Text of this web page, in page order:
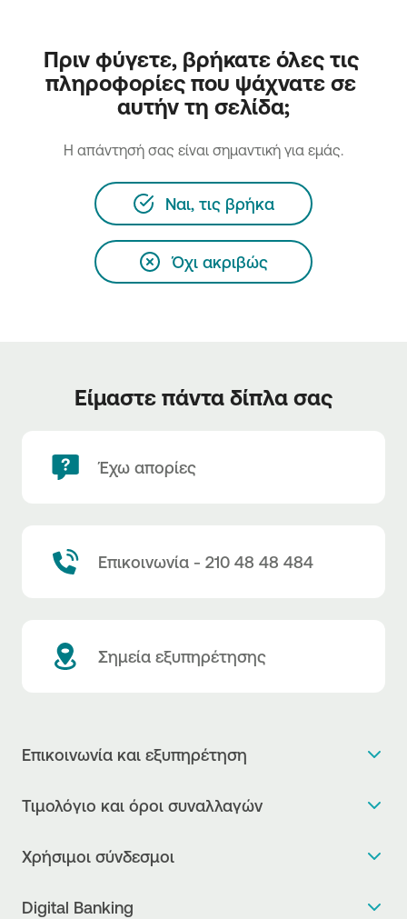
Πριν φύγετε, βρήκατε όλες τις
πληροφορίες που ψάχνατε σε
αυτήν τη σελίδα;
H απάντησή σας είναι σημαντική για εμάς.
Ναι, τις βρήκα
Όχι ακριβώς
Είμαστε πάντα δίπλα σας
Έχω απορίες
Επικοινωνία - 210 48 48 484
Σημεία εξυπηρέτησης
Επικοινωνία και εξυπηρέτηση
Η νέα Ψηφιακή Εποχή στις συναλλαγές, έφτασε!
Officer
Τιμολόγιο και όροι συναλλαγών
Δελτίο πληροφόρησης περί τελών
Χρήσιμοι σύνδεσμοι
Digital Banking